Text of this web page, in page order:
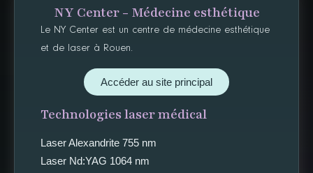
NY Center - Médecine esthétique
Le NY Center est un centre de médecine esthétique
et de laser à Rouen.
Accéder au site principal
Technologies laser médical
Laser Alexandrite 755 nm
Laser Nd:YAG 1064 nm